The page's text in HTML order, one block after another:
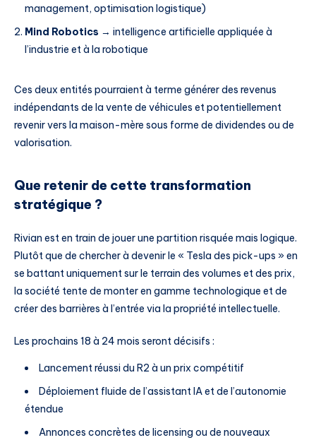
management, optimisation logistique)
Mind Robotics → intelligence artificielle appliquée à
l’industrie et à la robotique
Ces deux entités pourraient à terme générer des revenus
indépendants de la vente de véhicules et potentiellement
revenir vers la maison-mère sous forme de dividendes ou de
valorisation.
Que retenir de cette transformation
stratégique ?
Rivian est en train de jouer une partition risquée mais logique.
Plutôt que de chercher à devenir le « Tesla des pick-ups » en
se battant uniquement sur le terrain des volumes et des prix,
la société tente de monter en gamme technologique et de
créer des barrières à l’entrée via la propriété intellectuelle.
Les prochains 18 à 24 mois seront décisifs :
Lancement réussi du R2 à un prix compétitif
Déploiement fluide de l’assistant IA et de l’autonomie
étendue
Annonces concrètes de licensing ou de nouveaux